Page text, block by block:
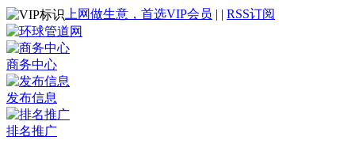
上网做生意，首选VIP会员 | | RSS订阅
商务中心
发布信息
排名推广